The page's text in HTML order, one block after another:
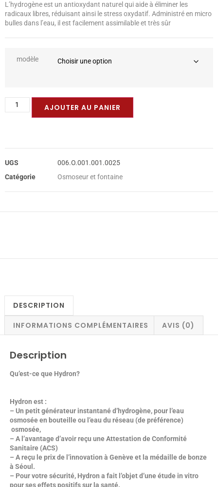
L’hydrogène est un antioxydant naturel qui aide à éliminer les
radicaux libres, réduisant ainsi le stress oxydatif. Administré en micro
bulles dans l’eau, il est facilement assimilable et très sûr
modèle
AJOUTER AU PANIER
UGS
006.O.001.001.0025
Catégorie
Osmoseur et fontaine
DESCRIPTION
INFORMATIONS COMPLÉMENTAIRES AVIS (0)
Description
Qu’est-ce que Hydron?
Hydron est :
– Un petit générateur instantané d’hydrogène, pour l’eau
osmosée en bouteilleou l’eau du réseau (de préférence)
osmosée,
– A l’avantage d’avoir reçu une Attestation de Conformité
Sanitaire (ACS)
– A reçu le prix de l’innovation à Genève et la médaille de bonze
à Séoul.
– Pour votre sécurité, Hydron a fait l’objet d’une étude in vitro
pour ses effets positifs sur la santé.